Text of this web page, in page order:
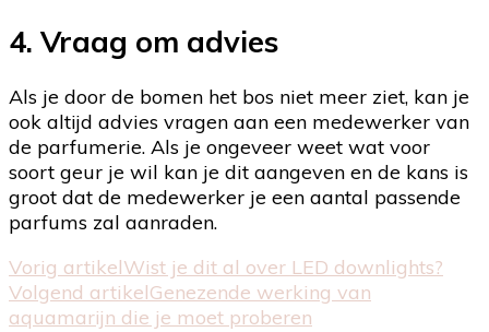
4. Vraag om advies
Als je door de bomen het bos niet meer ziet, kan je
ook altijd advies vragen aan een medewerker van
de parfumerie. Als je ongeveer weet wat voor
soort geur je wil kan je dit aangeven en de kans is
groot dat de medewerker je een aantal passende
parfums zal aanraden.
Berichtnavigatie
Vorig artikelWist je dit al over LED downlights?
Volgend artikelGenezende werking van
aquamarijn die je moet proberen